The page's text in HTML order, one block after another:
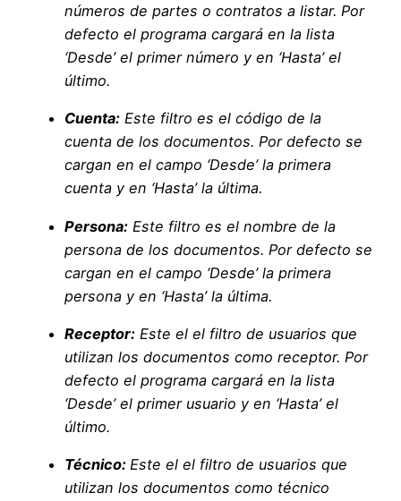
números de partes o contratos a listar. Por
defecto el programa cargará en la lista
‘Desde’ el primer número y en ‘Hasta’ el
último.
Cuenta: Este filtro es el código de la
cuenta de los documentos. Por defecto se
cargan en el campo ‘Desde’ la primera
cuenta y en ‘Hasta’ la última.
Persona: Este filtro es el nombre de la
persona de los documentos. Por defecto se
cargan en el campo ‘Desde’ la primera
persona y en ‘Hasta’ la última.
Receptor: Este el el filtro de usuarios que
utilizan los documentos como receptor. Por
defecto el programa cargará en la lista
‘Desde’ el primer usuario y en ‘Hasta’ el
último.
Técnico: Este el el filtro de usuarios que
utilizan los documentos como técnico